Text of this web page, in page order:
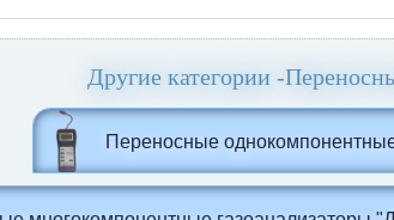
Другие категории -
Переносные